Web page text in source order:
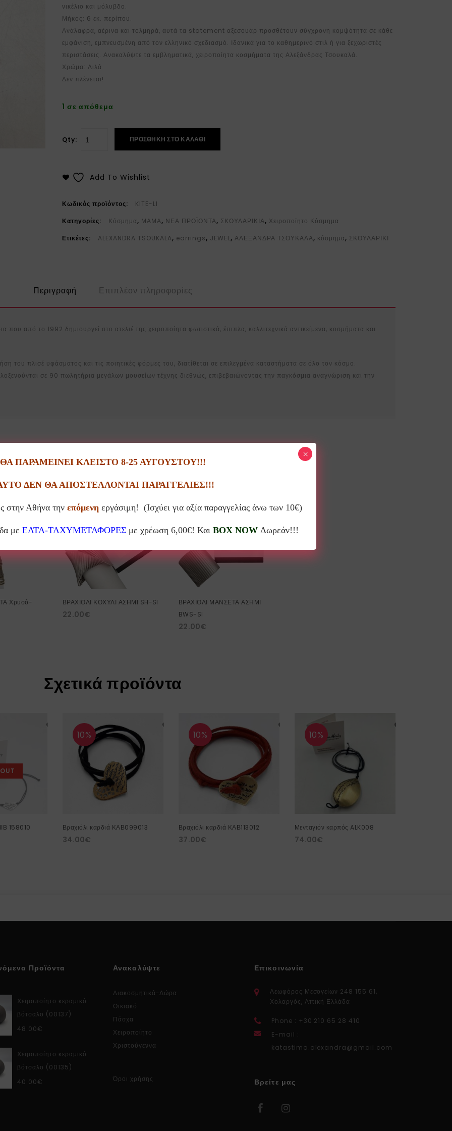
νικέλιο και μόλυβδο.
Μήκος: 6 εκ. περίπου.
Ανάλαφρα, αέρινα και τολμηρά, αυτά τα statement αξεσουάρ προσθέτουν σύγχρονη κομψότητα σε κάθε
εμφάνιση, εμπνευσμένη από τον ελληνικό σχεδιασμό. Ιδανικά για το καθημερινό στιλ ή για ξεχωριστές
περιστάσεις. Ανακαλύψτε τα εμβληματικά, χειροποίητα κοσμήματα της Αλεξάνδρας Τσουκαλά.
Χρώμα: Λιλά
Δεν πλένεται!
1 σε απόθεμα
Qty: ΠΡΟΣΘΉΚΗ ΣΤΟ ΚΑΛΆΘΙ
Add To Wishlist
Κωδικός προϊόντος:
KITE-LI
Κατηγορίες:
Κόσμημα, ΜΑΜΑ, ΝΕΑ ΠΡΟΪΟΝΤΑ, ΣΚΟΥΛΑΡΙΚΙΑ, Χειροποίητο Κόσμημα
Ετικέτες:
ALEXANDRA TSOUKALA, earrings, JEWEL,ΑΛΕΞΑΝΔΡΑ ΤΣΟΥΚΑΛΑ, κόσμημα, ΣΚΟΥΛΑΡΙΚΙ
Περιγραφή Επιπλέον πληροφορίες
που από το 1992 δημιουργεί στο ατελιέ της χειροποίητα φωτιστικά, έπιπλα, καλλιτεχνικά αντικείμενα, κοσμήματα και
του πλισέ υφάσματος και τις ποιητικές φόρμες του, διατίθεται σε επιλεγμένα καταστήματα σε όλο τον κόσμο.
σε 90 πωλητήρια μεγάλων μουσείων τέχνης διεθνώς, επιβεβαιώνοντας την παγκόσμια αναγνώριση και την
επίσης να σας αρέσει…
Χρυσό-
10%
ΒΡΑΧΙΟΛΙ ΚΟΧΥΛΙ ΑΣΗΜΙ SH-SI
22.00€
10%
ΒΡΑΧΙΟΛΙ ΜΑΝΣΕΤΑ ΑΣΗΜΙ
BWS-SI
22.00€
Σχετικά προϊόντα
158010
10%
Βραχιόλι καρδιά ΚΑΒ099013
34.00€
10%
Βραχιόλι καρδιά ΚΑΒ113012
37.00€
10%
Μενταγιόν καρπός ALK008
74.00€
Προϊόντα
Χειροποίητο κεραμικό
βότσαλο (00137)
48.00€
Χειροποίητο κεραμικό
βότσαλο (00135)
40.00€
Ανακαλύψτε
Διακοσμητικά-Δώρα
Οικιακό
Πάσχα
Χειροποίητο
Χριστούγεννα
Όροι χρήσης
Επικοινωνία
Λεωφόρος Μεσογείων 248 155 61,
Χολαργός, Αττική Ελλάδα
Phone : +30 210 65 28 410
E-mail :
katastima.alexandra@gmail.com
Βρείτε μας
ΠΑΡΑΜΕΙΝΕΙ ΚΛΕΙΣΤΟ 8-25 ΑΥΓΟΥΣΤΟΥ!!!
ΔΕΝ ΘΑ ΑΠΟΣΤΕΛΛΟΝΤΑΙ ΠΑΡΑΓΓΕΛΙΕΣ!!!
στην Αθήνα την επόμενηεργάσιμη! (Ισχύει για αξία παραγγελίας άνω των 10€)
με ΕΛΤΑ-ΤΑΧΥΜΕΤΑΦΟΡΕΣμε χρέωση 6,00€! Και BOX NOWΔωρεάν!!!
×